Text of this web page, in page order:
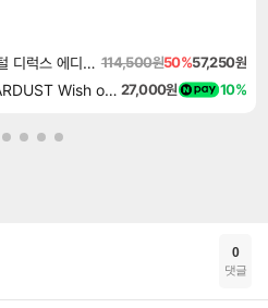
하늘의 궤적 the 1st 디지털 디럭스 에디션 Sora no Kiseki the 1st Digital Deluxe Edition 114,500원50%57,250원
스타더스트 별과 마녀 STARDUST Wish of Witch 27,000원 10%
0
댓글